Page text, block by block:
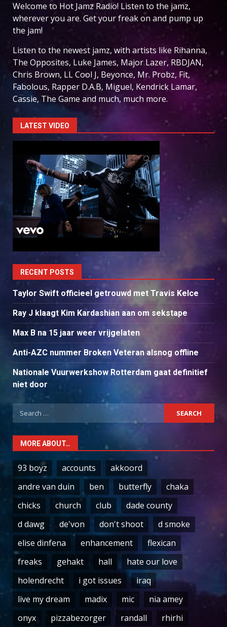
Welcome to Hot Jamz Radio! Listen to the jamz,
wherever you are. Get your freak on and pump up
the jam!
Listen to the newest jamz, with artists like Rihanna,
The Opposites, Luke James, Major Lazer, RBDJAN,
Chris Brown, LL Cool J, Beyonce, Mr. Probz, Fit,
Fabolous, Rapper D.A.B, Miguel, Kendrick Lamar,
Cassie, The Game and much, much more.
LATEST VIDEO
RECENT POSTS
Taylor Swift officieel getrouwd met Travis Kelce
Ray J klaagt Kim Kardashian aan om sekstape
Max B na 15 jaar weer vrijgelaten
Anti-AZC nummer Broken Veteran alsnog offline
Nationale Vuurwerkshow Rotterdam gaat definitief
niet door
Search
for:
MORE ABOUT…
93 boyz accounts
akkoord
andre van duin
ben butterfly
chaka
chicks
church club
dade county
d dawg
de'von don't shoot
d smoke
elise dinfena
enhancement
flexican
freaks
gehakt hall
hate our love
holendrecht
i got issues
iraq
live my dream
madix mic
nia amey
onyx
pizzabezorger randall rhirhi